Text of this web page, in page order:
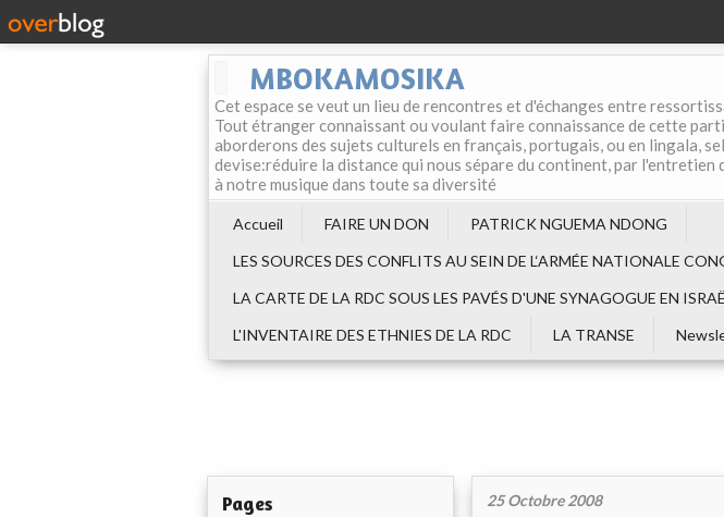
MBOKAMOSIKA
Cet espace se veut un lieu de rencontres et d'échanges entre
Tout étranger connaissant ou voulant faire connaissance de cette
aborderons des sujets culturels en français, portugais, ou en lingala,
devise:réduire la distance qui nous sépare du continent, par l'entretien
à notre musique dans toute sa diversité
Accueil FAIRE UN DON
PATRICK NGUEMA NDONG
LES SOURCES DES CONFLITS AU SEIN DE L‘ARMÉE NATIONALE
LA CARTE DE LA RDC SOUS LES PAVÉS D'UNE SYNAGOGUE EN
L'INVENTAIRE DES ETHNIES DE LA RDC
LA TRANSE
Pages 25 Octobre 2008